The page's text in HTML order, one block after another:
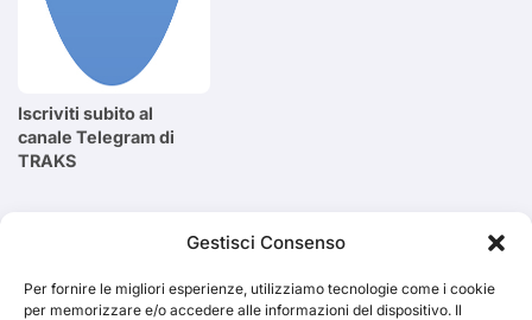
Gestisci Consenso
Per fornire le migliori esperienze, utilizziamo tecnologie come i cookie
per memorizzare e/o accedere alle informazioni del dispositivo. Il
Iscriviti subito al
canale Telegram di
TRAKS
Cerca